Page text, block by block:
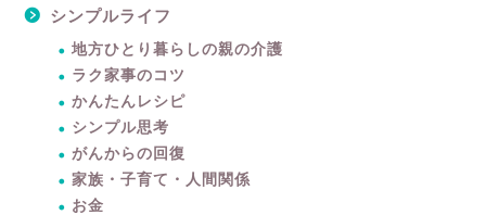
シンプルライフ
地方ひとり暮らしの親の介護
ラク家事のコツ
かんたんレシピ
シンプル思考
がんからの回復
家族・子育て・人間関係
お金